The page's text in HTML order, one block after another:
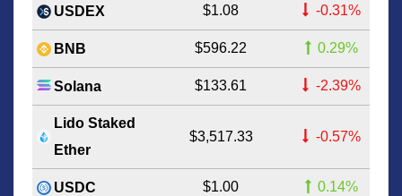
USDEX $1.08 -0.31%
BNB $596.22 0.29%
Solana $133.61 -2.39%
Lido Staked
Ether
$3,517.33 -0.57%
USDC $1.00 0.14%